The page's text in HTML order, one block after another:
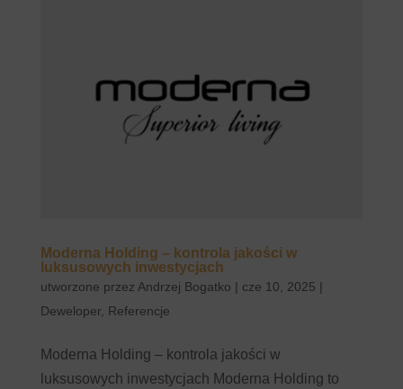
Moderna Holding – kontrola jakości w
luksusowych inwestycjach
utworzone przez Andrzej Bogatko | cze 10, 2025 |
Deweloper, Referencje
Moderna Holding – kontrola jakości w
luksusowych inwestycjach Moderna Holding to